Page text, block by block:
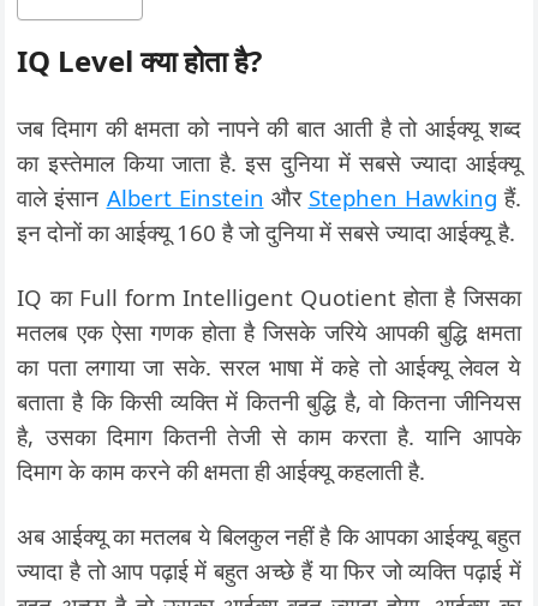
IQ Level क्या होता है?
जब दिमाग की क्षमता को नापने की बात आती है तो आईक्यू शब्द
का इस्तेमाल किया जाता है. इस दुनिया में सबसे ज्यादा आईक्यू
वाले इंसान Albert Einstein और Stephen Hawking हैं.
इन दोनों का आईक्यू 160 है जो दुनिया में सबसे ज्यादा आईक्यू है.
IQ का Full form Intelligent Quotient होता है जिसका
मतलब एक ऐसा गणक होता है जिसके जरिये आपकी बुद्धि क्षमता
का पता लगाया जा सके. सरल भाषा में कहे तो आईक्यू लेवल ये
बताता है कि किसी व्यक्ति में कितनी बुद्धि है, वो कितना जीनियस
है, उसका दिमाग कितनी तेजी से काम करता है. यानि आपके
दिमाग के काम करने की क्षमता ही आईक्यू कहलाती है.
अब आईक्यू का मतलब ये बिलकुल नहीं है कि आपका आईक्यू बहुत
ज्यादा है तो आप पढ़ाई में बहुत अच्छे हैं या फिर जो व्यक्ति पढ़ाई में